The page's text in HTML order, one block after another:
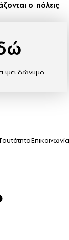
οι πόλεις
ψευδώνυμο.
Επικοινωνία